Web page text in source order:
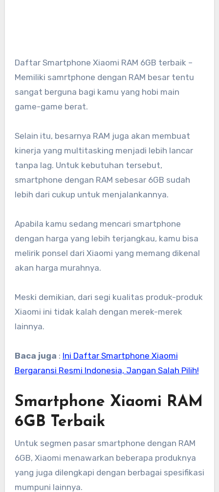
Daftar Smartphone Xiaomi RAM 6GB terbaik –
Memiliki samrtphone dengan RAM besar tentu
sangat berguna bagi kamu yang hobi main
game-game berat.
Selain itu, besarnya RAM juga akan membuat
kinerja yang multitasking menjadi lebih lancar
tanpa lag. Untuk kebutuhan tersebut,
smartphone dengan RAM sebesar 6GB sudah
lebih dari cukup untuk menjalankannya.
Apabila kamu sedang mencari smartphone
dengan harga yang lebih terjangkau, kamu bisa
melirik ponsel dari Xiaomi yang memang dikenal
akan harga murahnya.
Meski demikian, dari segi kualitas produk-produk
Xiaomi ini tidak kalah dengan merek-merek
lainnya.
Baca juga : Ini Daftar Smartphone Xiaomi
Bergaransi Resmi Indonesia, Jangan Salah Pilih!
Smartphone Xiaomi RAM
6GB Terbaik
Untuk segmen pasar smartphone dengan RAM
6GB, Xiaomi menawarkan beberapa produknya
yang juga dilengkapi dengan berbagai spesifikasi
mumpuni lainnya.